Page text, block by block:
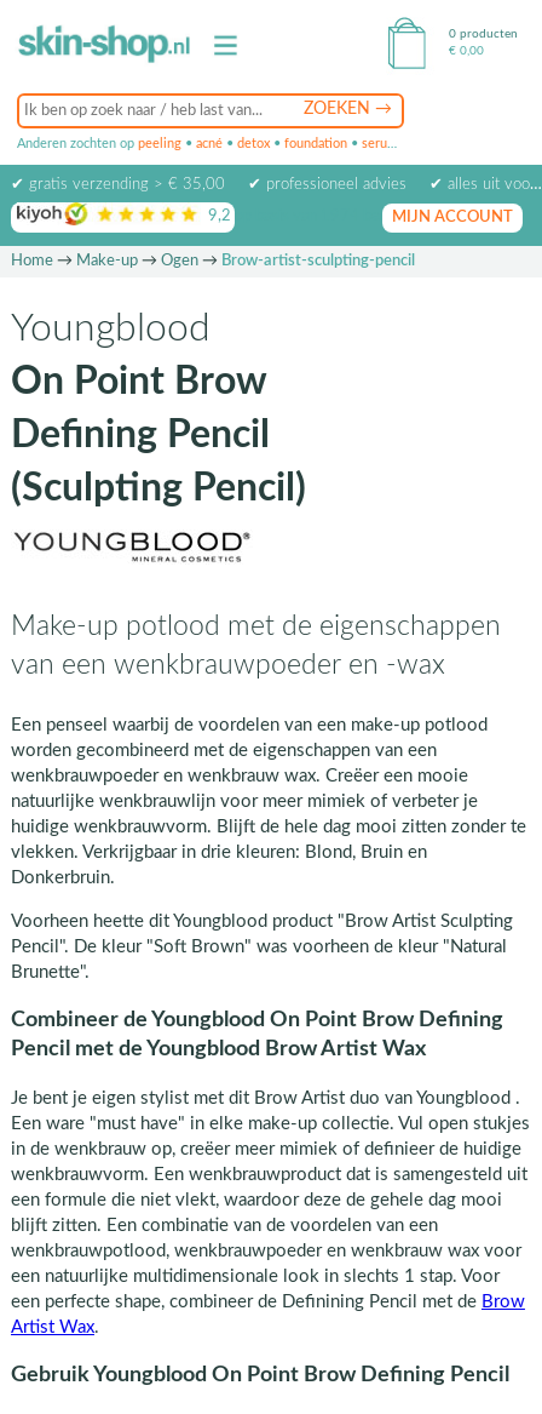
Anderen zochten op peeling • acné • detox • foundation • serum
0 producten
€ 0,00
✔ gratis verzending > € 35,00 ✔ professioneel advies
✔ alles uit voorraad leverbaar
9,2 op basis van beoordelingen
MIJN ACCOUNT
Home→ Make-up→ Ogen→ Brow-artist-sculpting-pencil
Youngblood
On Point Brow
Defining Pencil
(Sculpting Pencil)
Make-up potlood met de eigenschappen
van een wenkbrauwpoeder en -wax
Een penseel waarbij de voordelen van een make-up potlood
worden gecombineerd met de eigenschappen van een
wenkbrauwpoeder en wenkbrauw wax. Creëer een mooie
natuurlijke wenkbrauwlijn voor meer mimiek of verbeter je
huidige wenkbrauwvorm. Blijft de hele dag mooi zitten zonder te
vlekken. Verkrijgbaar in drie kleuren: Blond, Bruin en
Donkerbruin.
Voorheen heette dit Youngblood product "Brow Artist Sculpting
Pencil". De kleur "Soft Brown" was voorheen de kleur "Natural
Brunette".
Combineer de Youngblood On Point Brow Defining
Pencil met de Youngblood Brow Artist Wax
Je bent je eigen stylist met dit Brow Artist duo van Youngblood .
Een ware "must have" in elke make-up collectie. Vul open stukjes
in de wenkbrauw op, creëer meer mimiek of definieer de huidige
wenkbrauwvorm. Een wenkbrauwproduct dat is samengesteld uit
een formule die niet vlekt, waardoor deze de gehele dag mooi
blijft zitten. Een combinatie van de voordelen van een
wenkbrauwpotlood, wenkbrauwpoeder en wenkbrauw wax voor
een natuurlijke multidimensionale look in slechts 1 stap. Voor
een perfecte shape, combineer de Definining Pencil met de Brow
Artist Wax.
Gebruik Youngblood On Point Brow Defining Pencil